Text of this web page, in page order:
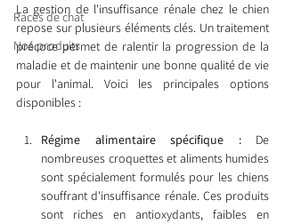
Races de chat
Nos produits
La gestion de l'insuffisance rénale chez le chien
repose sur plusieurs éléments clés. Un traitement
précoce permet de ralentir la progression de la
maladie et de maintenir une bonne qualité de vie
pour l'animal. Voici les principales options
disponibles :
Régime alimentaire spécifique : De
nombreuses croquettes et aliments humides
sont spécialement formulés pour les chiens
souffrant d'insuffisance rénale. Ces produits
sont riches en antioxydants, faibles en